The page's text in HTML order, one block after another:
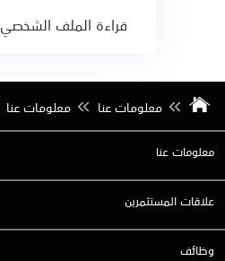
قراءة الملف الشخصي
معلومات عنا معلومات عنا
معلومات عنا
علاقات المستثمرين
وظائف